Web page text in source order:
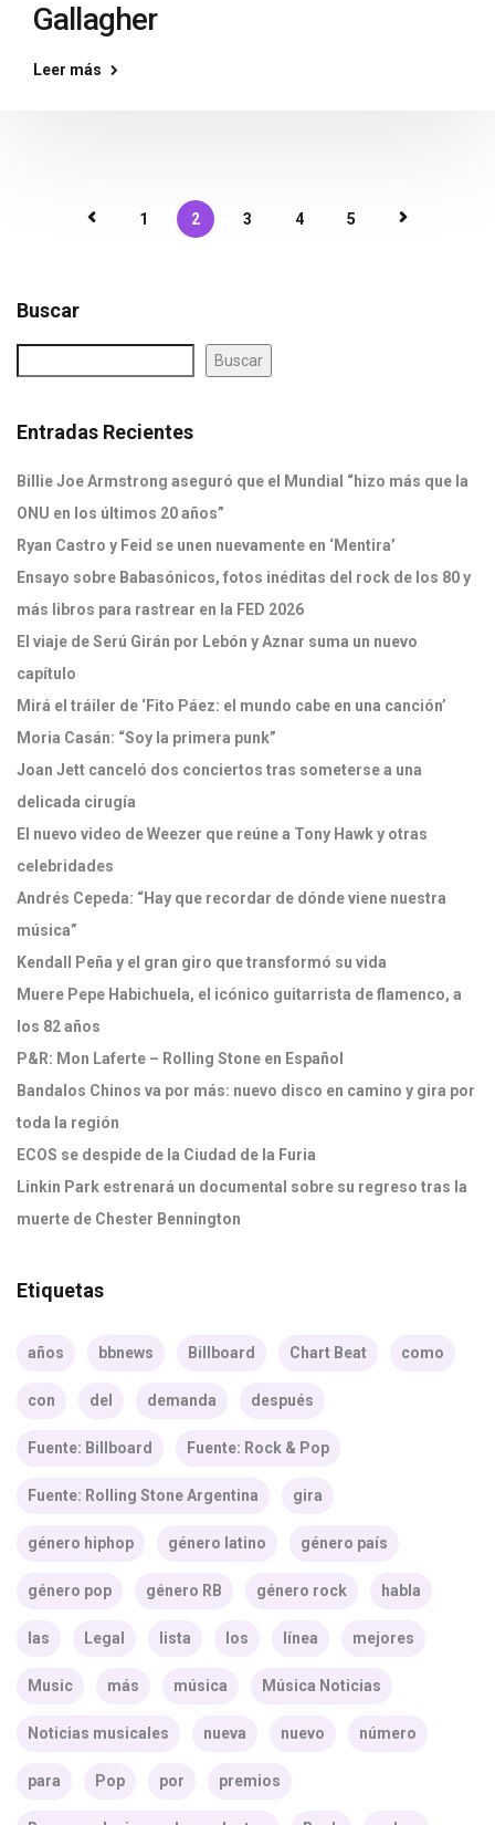
Gallagher
Leer más
1 2 3 4 5
Buscar
Buscar
Entradas Recientes
Billie Joe Armstrong aseguró que el Mundial “hizo más que la
ONU en los últimos 20 años”
Ryan Castro y Feid se unen nuevamente en ‘Mentira’
Ensayo sobre Babasónicos, fotos inéditas del rock de los 80 y
más libros para rastrear en la FED 2026
El viaje de Serú Girán por Lebón y Aznar suma un nuevo
capítulo
Mirá el tráiler de ‘Fito Páez: el mundo cabe en una canción’
Moria Casán: “Soy la primera punk”
Joan Jett canceló dos conciertos tras someterse a una
delicada cirugía
El nuevo video de Weezer que reúne a Tony Hawk y otras
celebridades
Andrés Cepeda: “Hay que recordar de dónde viene nuestra
música”
Kendall Peña y el gran giro que transformó su vida
Muere Pepe Habichuela, el icónico guitarrista de flamenco, a
los 82 años
P&R: Mon Laferte – Rolling Stone en Español
Bandalos Chinos va por más: nuevo disco en camino y gira por
toda la región
ECOS se despide de la Ciudad de la Furia
Linkin Park estrenará un documental sobre su regreso tras la
muerte de Chester Bennington
Etiquetas
años bbnews Billboard Chart Beat como
con del demanda después
Fuente: Billboard Fuente: Rock & Pop
Fuente: Rolling Stone Argentina gira
género hiphop género latino género país
género pop género RB género rock habla
las Legal lista los línea mejores
Music más música Música Noticias
Noticias musicales nueva nuevo número
para Pop por premios